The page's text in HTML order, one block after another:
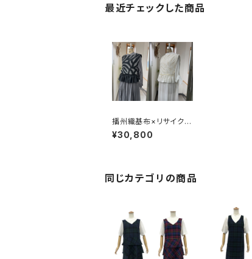
最近チェックした商品
播州織基布×リサイクル
シルク ベスト
¥30,800
同じカテゴリの商品